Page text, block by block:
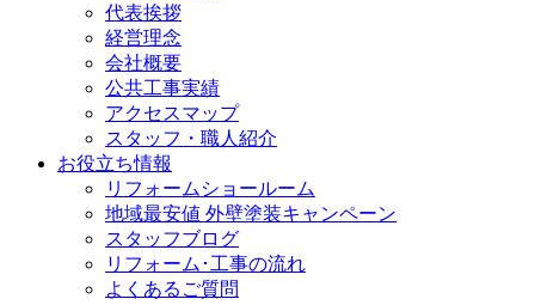
代表挨拶
経営理念
会社概要
公共工事実績
アクセスマップ
スタッフ・職人紹介
お役立ち情報
リフォームショールーム
地域最安値 外壁塗装キャンペーン
スタッフブログ
リフォーム･工事の流れ
よくあるご質問